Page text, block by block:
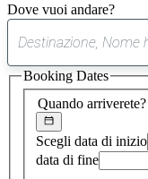
Dove vuoi andare?
Quando arriverete?
Scegli data di inizio
data di fine
Booking Dates